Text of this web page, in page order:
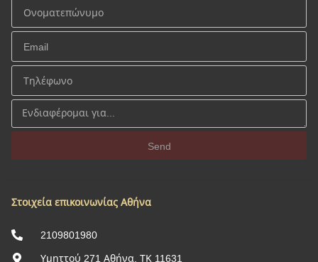
Στοιχεία επικοινωνίας Αθήνα
2109801980
Υμηττού 271 Αθήνα, ΤΚ 11631
Send